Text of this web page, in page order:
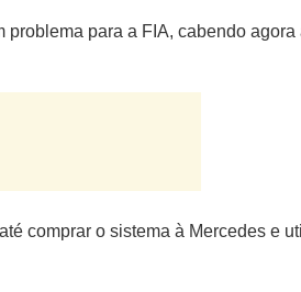
para a FIA, cabendo
comprar o sistema à Mercedes e